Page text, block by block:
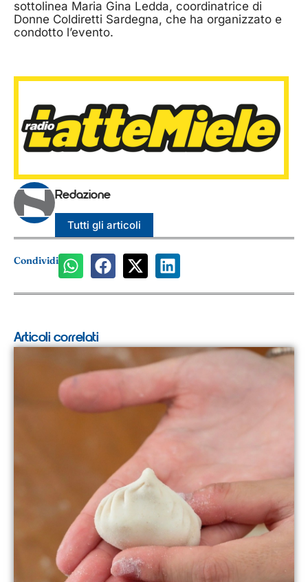
sottolinea Maria Gina Ledda, coordinatrice di
Donne Coldiretti Sardegna, che ha organizzato e
condotto l’evento.
Redazione
Tutti gli articoli
Condividi
Articoli correlati